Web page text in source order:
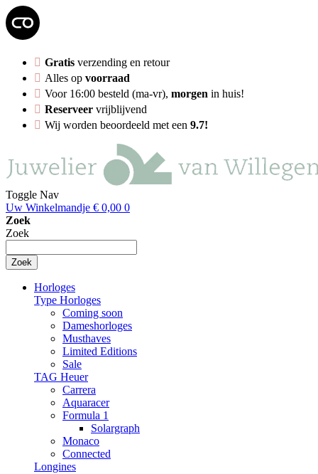
Gratis verzending en retour
Alles op voorraad
Voor 16:00 besteld (ma-vr), morgen in huis!
Reserveer vrijblijvend
Wij worden beoordeeld met een 9.7!
Toggle Nav
Uw Winkelmandje € 0,00 0
Zoek
Zoek
Zoek
Horloges
Type Horloges
Coming soon
Dameshorloges
Musthaves
Limited Editions
Sale
TAG Heuer
Carrera
Aquaracer
Formula 1
Solargraph
Monaco
Connected
Longines